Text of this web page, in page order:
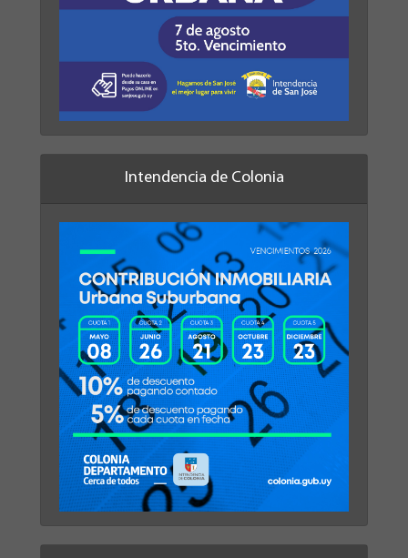
Intendencia de Colonia